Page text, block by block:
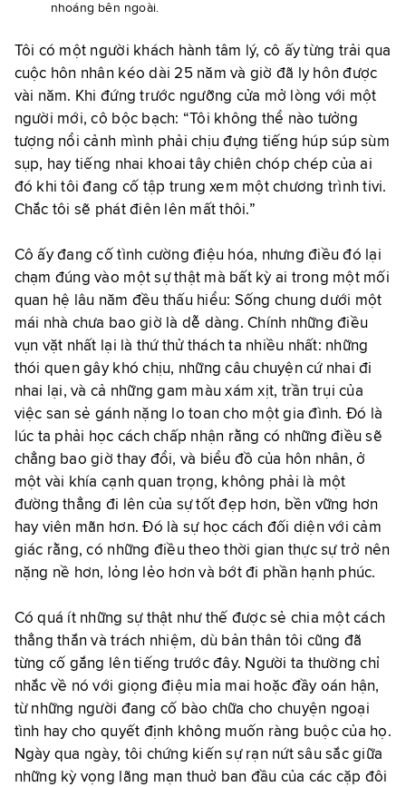
nhoáng bên ngoài.
Tôi có một người khách hành tâm lý, cô ấy từng trải qua
cuộc hôn nhân kéo dài 25 năm và giờ đã ly hôn được
vài năm. Khi đứng trước ngưỡng cửa mở lòng với một
người mới, cô bộc bạch: “Tôi không thể nào tưởng
tượng nổi cảnh mình phải chịu đựng tiếng húp súp sùm
sụp, hay tiếng nhai khoai tây chiên chóp chép của ai
đó khi tôi đang cố tập trung xem một chương trình tivi.
Chắc tôi sẽ phát điên lên mất thôi.”
Cô ấy đang cố tình cường điệu hóa, nhưng điều đó lại
chạm đúng vào một sự thật mà bất kỳ ai trong một mối
quan hệ lâu năm đều thấu hiểu: Sống chung dưới một
mái nhà chưa bao giờ là dễ dàng. Chính những điều
vụn vặt nhất lại là thứ thử thách ta nhiều nhất: những
thói quen gây khó chịu, những câu chuyện cứ nhai đi
nhai lại, và cả những gam màu xám xịt, trần trụi của
việc san sẻ gánh nặng lo toan cho một gia đình. Đó là
lúc ta phải học cách chấp nhận rằng có những điều sẽ
chẳng bao giờ thay đổi, và biểu đồ của hôn nhân, ở
một vài khía cạnh quan trọng, không phải là một
đường thẳng đi lên của sự tốt đẹp hơn, bền vững hơn
hay viên mãn hơn. Đó là sự học cách đối diện với cảm
giác rằng, có những điều theo thời gian thực sự trở nên
nặng nề hơn, lỏng lẻo hơn và bớt đi phần hạnh phúc.
Có quá ít những sự thật như thế được sẻ chia một cách
thẳng thắn và trách nhiệm, dù bản thân tôi cũng đã
từng cố gắng lên tiếng trước đây. Người ta thường chỉ
nhắc về nó với giọng điệu mỉa mai hoặc đầy oán hận,
từ những người đang cố bào chữa cho chuyện ngoại
tình hay cho quyết định không muốn ràng buộc của họ.
Ngày qua ngày, tôi chứng kiến sự rạn nứt sâu sắc giữa
những kỳ vọng lãng mạn thuở ban đầu của các cặp đôi